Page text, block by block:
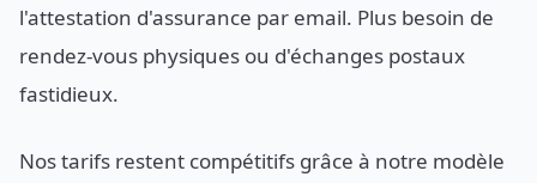
l'attestation d'assurance par email. Plus besoin de
rendez-vous physiques ou d'échanges postaux
fastidieux.
Nos tarifs restent compétitifs grâce à notre modèle